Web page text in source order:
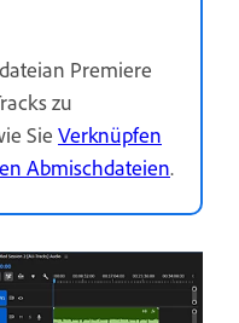
Premiere
zu
Sie Verknüpfen
Abmischdateien.